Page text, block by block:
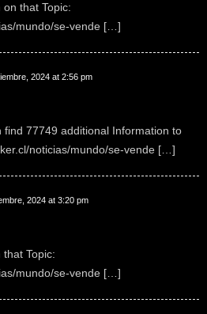
that Topic:
mundo/se-vende […]
2024 at 2:56 pm
77749 additional Information to
noticias/mundo/se-vende […]
2024 at 3:20 pm
Topic:
mundo/se-vende […]